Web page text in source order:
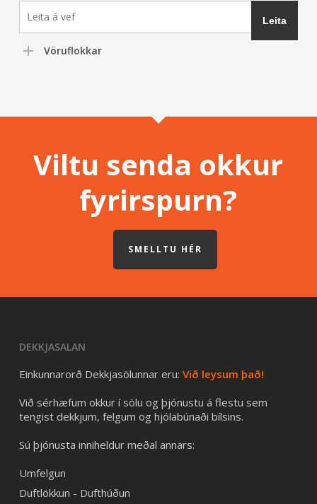
Vöruflokkar
Viltu senda okkur
fyrirspurn?
SMELLTU HÉR
DEKKJASALAN
Einkunnarorð Dekkjasölunnar eru: Við leysum það!
Við sérhæfum okkur í sölu og þjónustu á flestu sem
tengist dekkjum, felgum og hjólabúnaði bílsins.
Sú þjónusta inniheldur meðal annars:
Umfelgun
Duftlökkun - Dufthúðun